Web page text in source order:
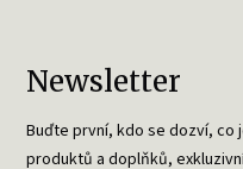
Newsletter
Buďte první, kdo se dozví, co
produktů a doplňků,